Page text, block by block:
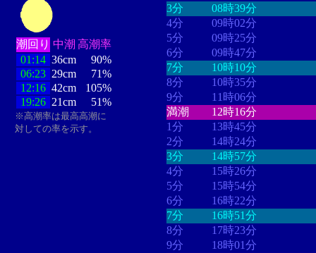
潮回り 中潮 高潮率
01:14 36cm
90%
06:23 29cm
71%
12:16 42cm
105%
19:26 21cm 51%
※高潮率は最高高潮に
対しての率を示す。
3分
08時39分
4分
09時02分
5分
09時25分
6分
09時47分
7分
10時10分
8分
10時35分
9分
11時06分
満潮
12時16分
1分
13時45分
2分
14時24分
3分
14時57分
4分
15時26分
5分
15時54分
6分
16時22分
7分
16時51分
8分
17時23分
9分
18時01分